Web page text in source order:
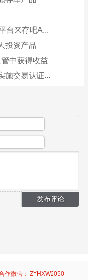
台来存吧A...
投资产品
中获得收益
施交易认证...
作微信： ZYHXW2050